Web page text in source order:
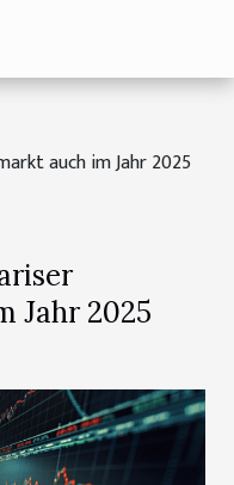
auch im Jahr 2025
Jahr 2025